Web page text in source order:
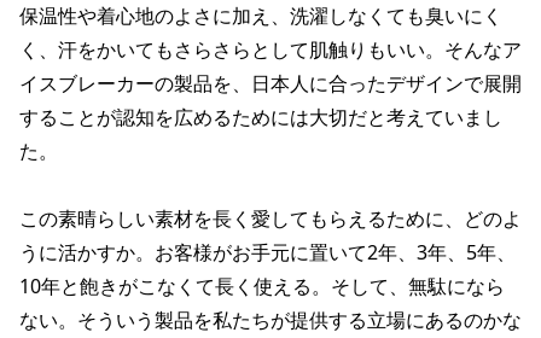
保温性や着心地のよさに加え、洗濯しなくても臭いにく
く、汗をかいてもさらさらとして肌触りもいい。そんなア
イスブレーカーの製品を、日本人に合ったデザインで展開
することが認知を広めるためには大切だと考えていまし
た。
この素晴らしい素材を長く愛してもらえるために、どのよ
うに活かすか。お客様がお手元に置いて2年、3年、5年、
10年と飽きがこなくて長く使える。そして、無駄になら
ない。そういう製品を私たちが提供する立場にあるのかな